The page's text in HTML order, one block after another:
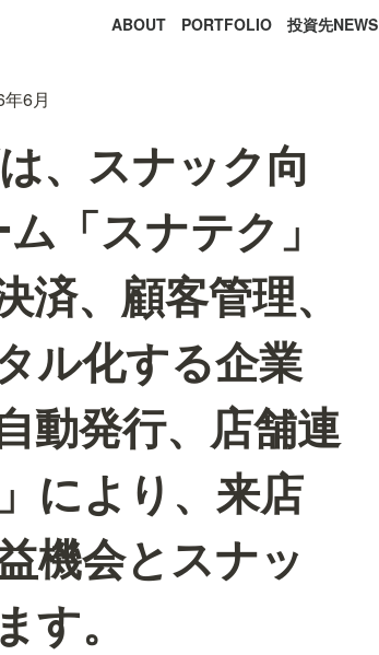
ABOUT PORTFOLIO 投資先NEWS
6月
、スナック向
「スナテク」
、顧客管理、
ル化する企業
動発行、店舗連
により、来店
機会とスナッ
す。